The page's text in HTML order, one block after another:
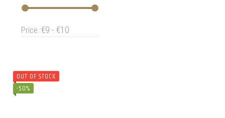
Price: €9 - €10
OUT OF STOCK
-50%